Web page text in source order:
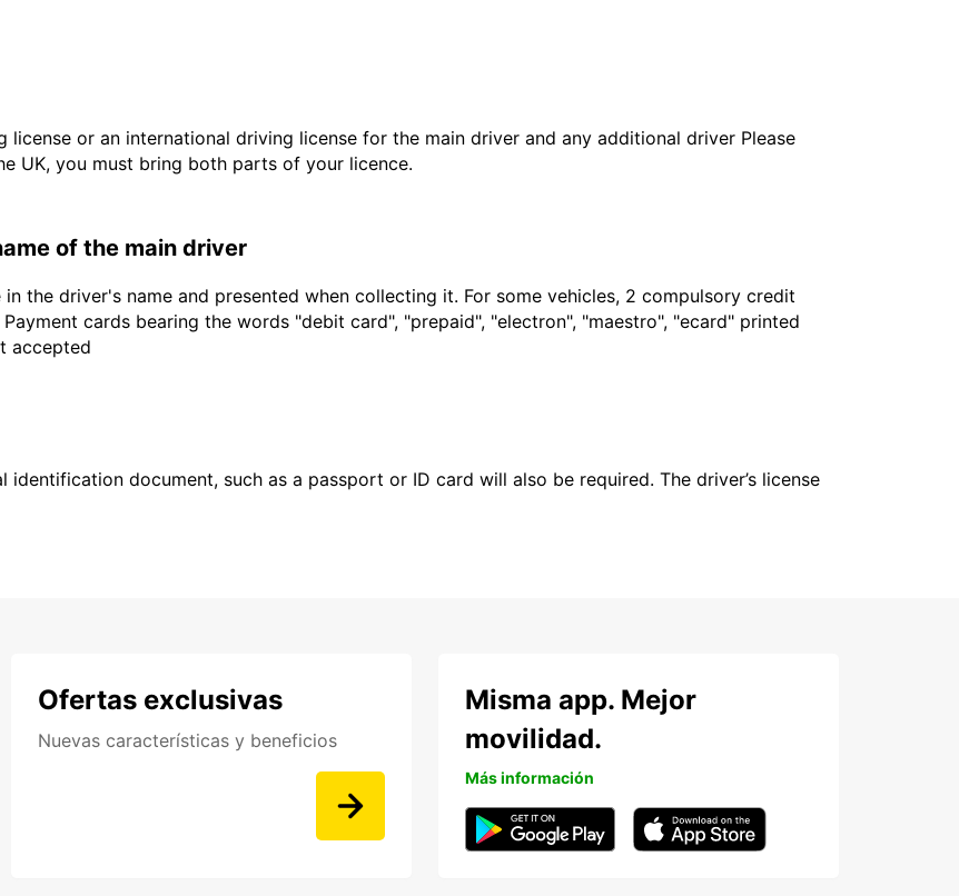
or an international driving license for the main driver and any additional driver Please
UK, you must bring both parts of your licence.
of the main driver
the driver's name and presented when collecting it. For some vehicles, 2 compulsory credit
cards bearing the words "debit card", "prepaid", "electron", "maestro", "ecard" printed
accepted
document, such as a passport or ID card will also be required. The driver’s license
Ofertas exclusivas
Nuevas características y beneficios
Misma app. Mejor
movilidad.
Más información